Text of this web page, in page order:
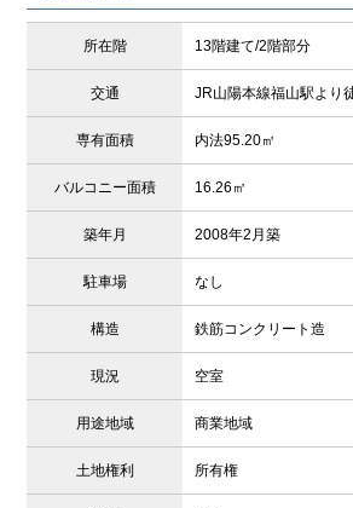
所在階 13階建て/2階部分
交通 JR山陽本線福山駅より
専有面積 内法95.20㎡
バルコニー面積 16.26㎡
築年月 2008年2月築
駐車場 なし
構造 鉄筋コンクリート造
現況 空室
用途地域 商業地域
土地権利 所有権